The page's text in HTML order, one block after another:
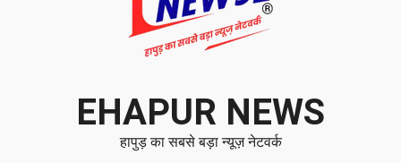
EHAPUR NEWS
हापुड़ का सबसे बड़ा न्यूज़ नेटवर्क